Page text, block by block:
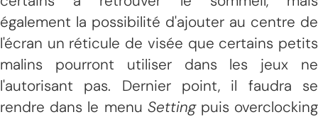
également la possibilité d'ajouter au centre de
l'écran un réticule de visée que certains petits
malins pourront utiliser dans les jeux ne
l'autorisant pas. Dernier point, il faudra se
rendre dans le menu Settingpuis overclocking